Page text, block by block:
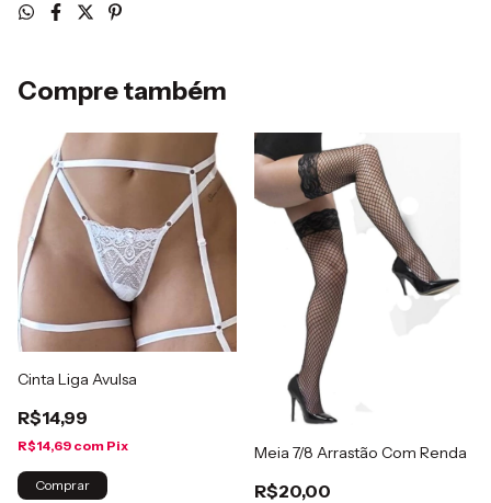
Compre também
Cinta Liga Avulsa
R$14,99
R$14,69 com Pix
Comprar
Meia 7/8 Arrastão Com Renda
R$20,00